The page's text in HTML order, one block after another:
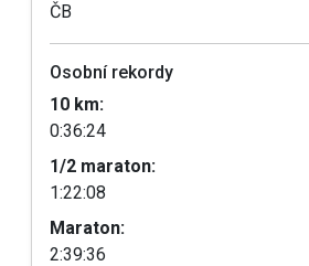
ČB
Osobní rekordy
10 km:
0:36:24
1/2 maraton:
1:22:08
Maraton:
2:39:36